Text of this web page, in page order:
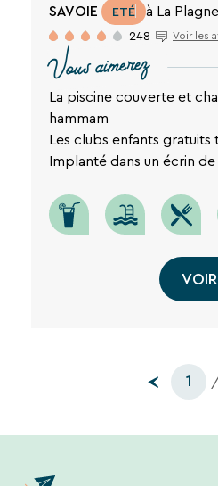
SAVOIE ETÉ à La
248 Voir les
Vous aimerez
La piscine couverte et
hammam
Les clubs enfants gratuits
Implanté dans un écrin
VOIR
1